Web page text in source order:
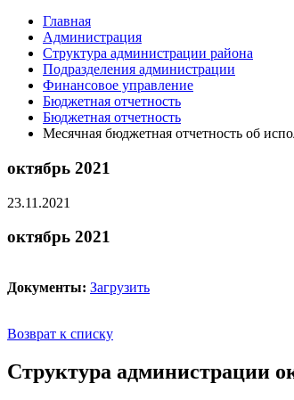
Главная
Администрация
Структура администрации района
Подразделения администрации
Финансовое управление
Бюджетная отчетность
Бюджетная отчетность
Месячная бюджетная отчетность об
октябрь 2021
23.11.2021
октябрь 2021
Документы: Загрузить
Возврат к списку
Структура администрации